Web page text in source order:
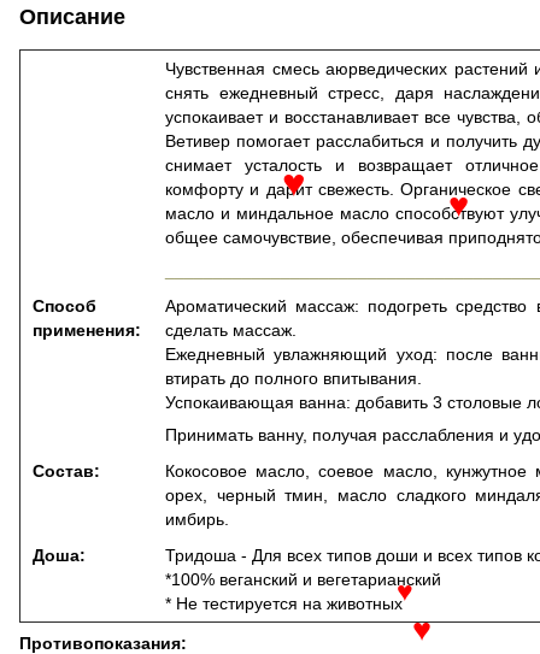
Описание
Чувственная смесь аюрведических
снять ежедневный стресс, даря
успокаивает и восстанавливает все
Ветивер помогает расслабиться и получить
снимает усталость и возвращает
комфорту и дарит свежесть. Органическое
масло и миндальное масло способствуют
общее самочувствие, обеспечивая
Способ
применения:
Ароматический массаж: подогреть
сделать массаж.
Ежедневный увлажняющий уход: после
втирать до полного впитывания.
Успокаивающая ванна: добавить 3 столовые
Принимать ванну, получая расслабления и
Состав:
Кокосовое масло, соевое масло,
орех, черный тмин, масло сладкого
имбирь.
Доша:
Тридоша - Для всех типов доши и всех типов
*100% веганский и вегетарианский
* Не тестируется на животных
Противопоказания:
♥
♥
♥